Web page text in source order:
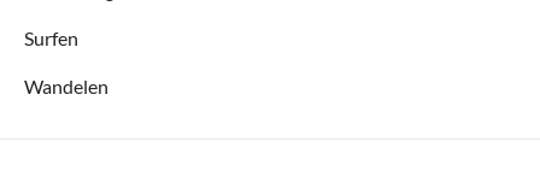
Surfen
Wandelen